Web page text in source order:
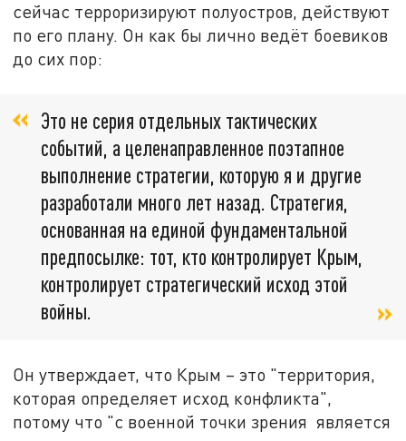
сейчас терроризируют полуостров, действуют
по его плану. Он как бы лично ведёт боевиков
до сих пор:
Это не серия отдельных тактических
событий, а целенаправленное поэтапное
выполнение стратегии, которую я и другие
разработали много лет назад. Стратегия,
основанная на единой фундаментальной
предпосылке: тот, кто контролирует Крым,
контролирует стратегический исход этой
войны.
Он утверждает, что Крым – это "территория,
которая определяет исход конфликта",
потому что "с военной точки зрения является